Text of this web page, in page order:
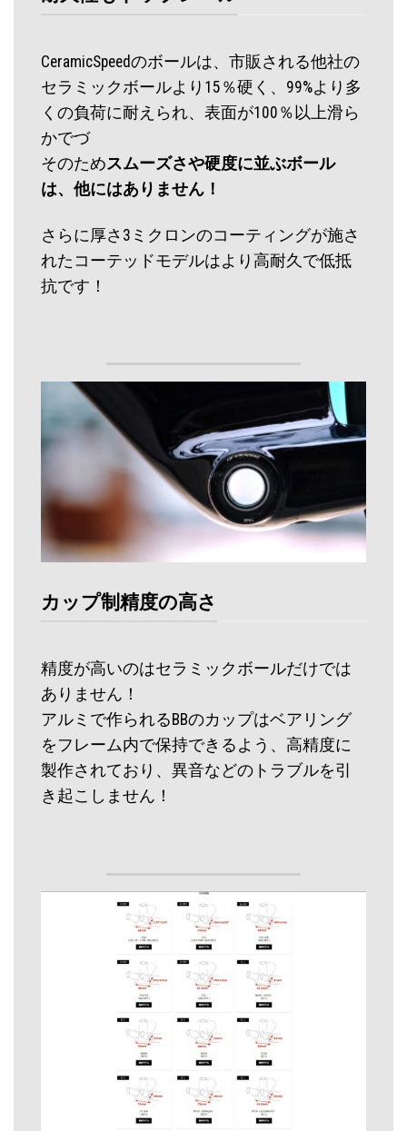
CeramicSpeedのボールは、市販される他社の
セラミックボールより15％硬く、99%より多
くの負荷に耐えられ、表面が100％以上滑ら
かでづ
そのためスムーズさや硬度に並ぶボール
は、他にはありません！
さらに厚さ3ミクロンのコーティングが施さ
れたコーテッドモデルはより高耐久で低抵
抗です！
カップ制精度の高さ
精度が高いのはセラミックボールだけでは
ありません！
アルミで作られるBBのカップはベアリング
をフレーム内で保持できるよう、高精度に
製作されており、異音などのトラブルを引
き起こしません！